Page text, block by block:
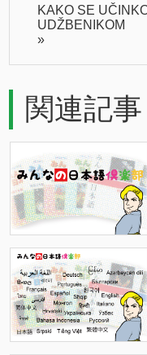
KAKO SE
UDŽBENIKOM
»
関連記事